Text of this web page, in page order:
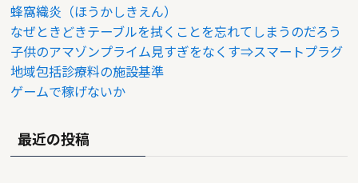
蜂窩織炎（ほうかしきえん）
なぜときどきテーブルを拭くことを忘れてしまうのだろう
子供のアマゾンプライム見すぎをなくす⇒スマートプラグ
地域包括診療料の施設基準
ゲームで稼げないか
最近の投稿